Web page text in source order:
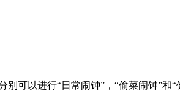
可以进行“日常闹钟”，“偷菜闹钟”和